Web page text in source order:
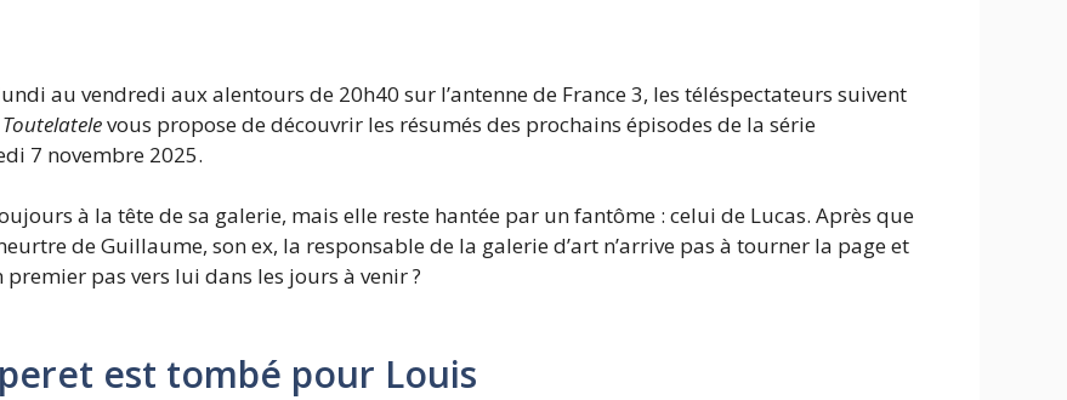
au vendredi aux alentours de 20h40 sur l’antenne de France 3, les téléspectateurs suivent
Toutelatelevous propose de découvrir les résumés des prochains épisodes de la série
7 novembre 2025.
à la tête de sa galerie, mais elle reste hantée par un fantôme : celui de Lucas. Après que
de Guillaume, son ex, la responsable de la galerie d’art n’arrive pas à tourner la page et
pas vers lui dans les jours à venir ?
est tombé pour Louis